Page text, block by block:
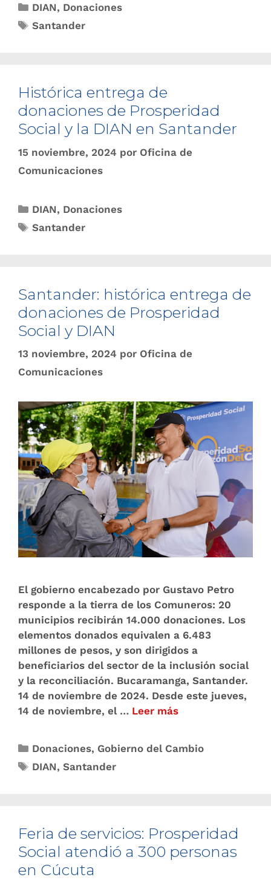
DIAN, Donaciones
Santander
Histórica entrega de
donaciones de Prosperidad
Social y la DIAN en Santander
15 noviembre, 2024 por Oficina de
Comunicaciones
DIAN, Donaciones
Santander
Santander: histórica entrega de
donaciones de Prosperidad
Social y DIAN
13 noviembre, 2024 por Oficina de
Comunicaciones
El gobierno encabezado por Gustavo Petro
responde a la tierra de los Comuneros: 20
municipios recibirán 14.000 donaciones. Los
elementos donados equivalen a 6.483
millones de pesos, y son dirigidos a
beneficiarios del sector de la inclusión social
y la reconciliación. Bucaramanga, Santander.
14 de noviembre de 2024. Desde este jueves,
14 de noviembre, el … Leer más
Donaciones, Gobierno del Cambio
DIAN,Santander
Feria de servicios: Prosperidad
Social atendió a 300 personas
en Cúcuta